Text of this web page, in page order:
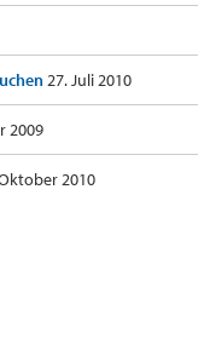
27. Juli 2010
2009
2010